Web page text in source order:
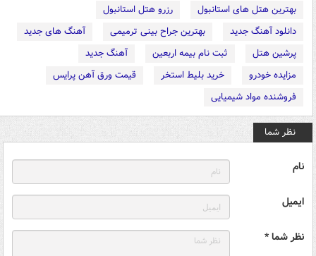
بهترین هتل های استانبول
رزرو هتل استانبول
دانلود آهنگ جدید
بهترین جراح بینی ترمیمی
آهنگ های جدید
پرشین هتل
ثبت نام بیمه اربعین
آهنگ جدید
مزایده خودرو
خرید بلیط استخر
قیمت ورق آهن پرایس
فروشنده مواد شیمیایی
نظر شما
نام
ایمیل
نظر شما *